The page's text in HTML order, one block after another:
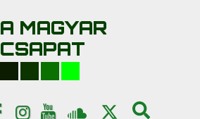
A MAGYAR
CSAPAT